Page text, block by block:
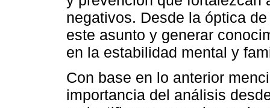
negativos. Desde la óptica
este asunto y generar
en la estabilidad mental y
Con base en lo anterior
importancia del análisis